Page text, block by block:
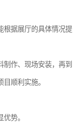
根据展厅的具体情况提
制作、现场安装，再到
顺利实施。
势。